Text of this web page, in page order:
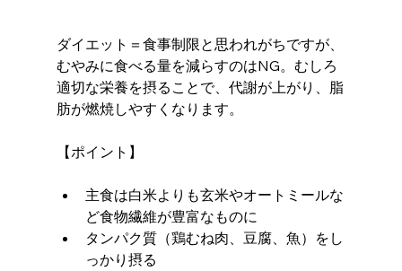
ダイエット＝食事制限と思われがちですが、
むやみに食べる量を減らすのはNG。むしろ
適切な栄養を摂ることで、代謝が上がり、脂
肪が燃焼しやすくなります。
【ポイント】
主食は白米よりも玄米やオートミールな
ど食物繊維が豊富なものに
タンパク質（鶏むね肉、豆腐、魚）をし
っかり摂る